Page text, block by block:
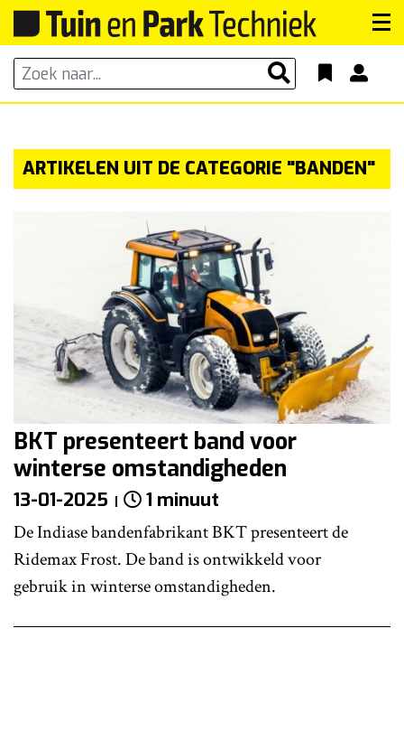
ARTIKELEN UIT DE CATEGORIE "BANDEN"
BKT presenteert band voor
winterse omstandigheden
13-01-2025 1 minuut
De Indiase bandenfabrikant BKT presenteert de
Ridemax Frost. De band is ontwikkeld voor
gebruik in winterse omstandigheden.